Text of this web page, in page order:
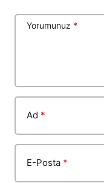
Yorumunuz *
Ad *
E-Posta *